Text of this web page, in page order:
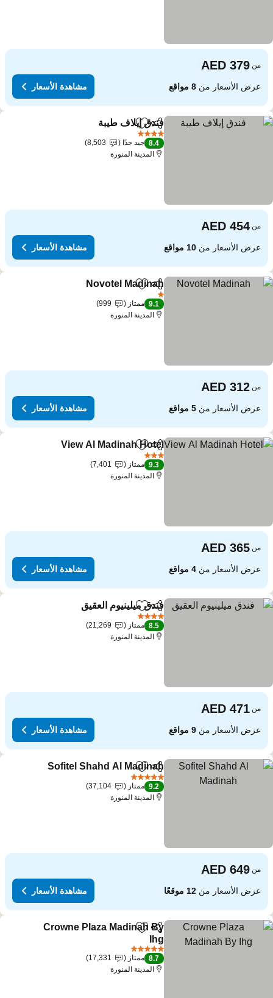
من
عرض الأسعار من8 مواقع مشاهدة الأسعار
مشاركةAdd to favorites
فندق إيلاف طيبة
8.4 جيد جدًا
8,503
المدينة المنورة
من
عرض الأسعار من10 مواقع مشاهدة الأسعار
مشاركةAdd to favorites
Novotel Madinah
9.1 ممتاز
999
المدينة المنورة
من
عرض الأسعار من5 مواقع مشاهدة الأسعار
مشاركةAdd to favorites
View Al Madinah Hotel
9.3 ممتاز
7,401
المدينة المنورة
من
عرض الأسعار من4 مواقع مشاهدة الأسعار
مشاركةAdd to favorites
فندق ميلينيوم العقيق
8.5 ممتاز
21,269
المدينة المنورة
من
عرض الأسعار من9 مواقع مشاهدة الأسعار
مشاركةAdd to favorites
Sofitel Shahd Al Madinah
9.2 ممتاز
37,104
المدينة المنورة
من
عرض الأسعار من12 موقعًا مشاهدة الأسعار
مشاركةAdd to favorites
Crowne Plaza Madinah By
Ihg
8.7 ممتاز
17,331
المدينة المنورة